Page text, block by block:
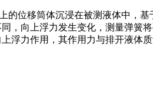
位移筒体沉浸在被测液体中，
，向上浮力发生变化，测量弹簧
浮力作用，其作用力与排开液体